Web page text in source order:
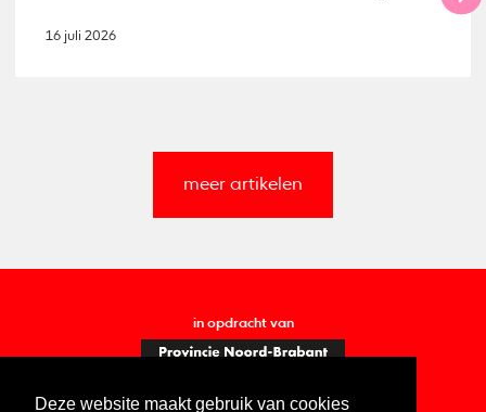
Deze website maakt gebruik van cookies
16 juli 2026
meer artikelen
in opdracht van